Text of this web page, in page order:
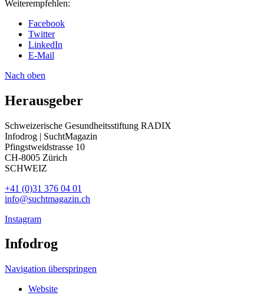
Weiterempfehlen:
Facebook
Twitter
LinkedIn
E-Mail
Nach oben
Herausgeber
Schweizerische Gesundheitsstiftung RADIX
Infodrog | SuchtMagazin
Pfingstweidstrasse 10
CH-8005 Zürich
SCHWEIZ
+41 (0)31 376 04 01
info@suchtmagazin.ch
Instagram
Infodrog
Navigation überspringen
Website